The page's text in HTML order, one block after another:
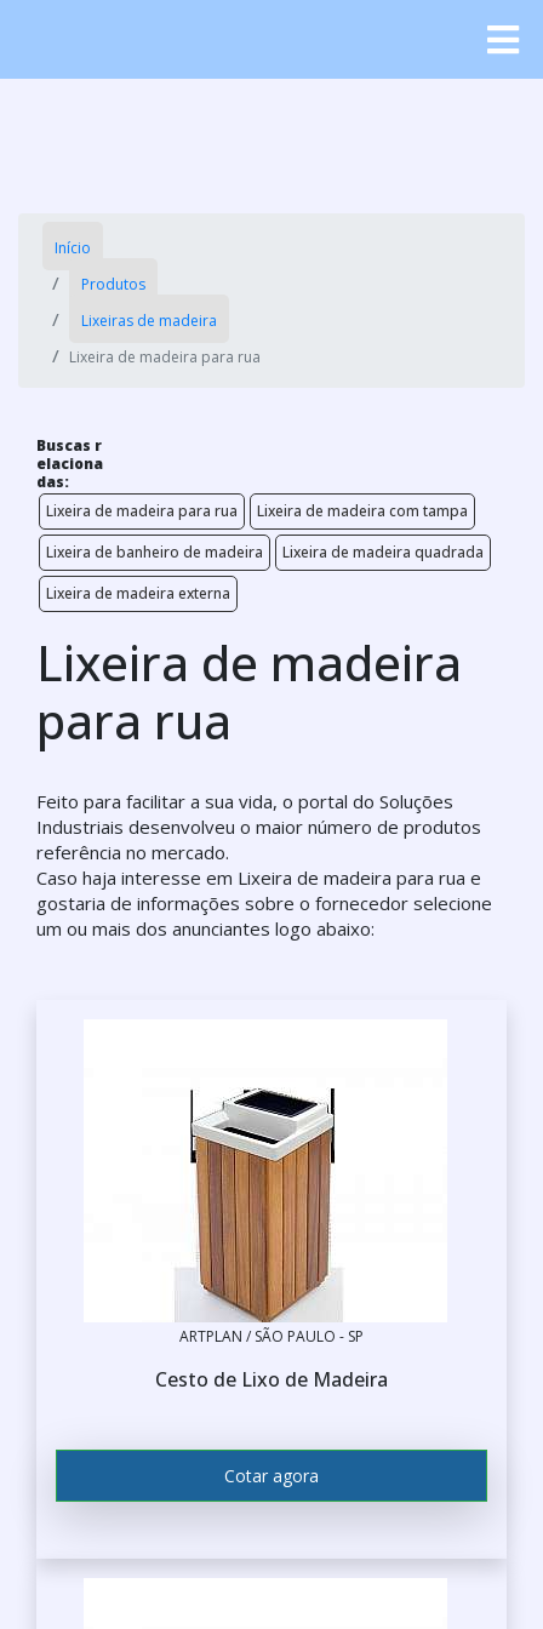
Início
Produtos
Lixeiras de madeira
Lixeira de madeira para rua
Buscas r
elaciona
das:
Lixeira de madeira para rua
Lixeira de madeira com tampa
Lixeira de banheiro de madeira
Lixeira de madeira quadrada
Lixeira de madeira externa
Lixeira de madeira
para rua
Feito para facilitar a sua vida, o portal do Soluções
Industriais desenvolveu o maior número de produtos
referência no mercado.
Caso haja interesse em Lixeira de madeira para rua e
gostaria de informações sobre o fornecedor selecione
um ou mais dos anunciantes logo abaixo:
ARTPLAN / SÃO PAULO - SP
Cesto de Lixo de Madeira
Cotar agora